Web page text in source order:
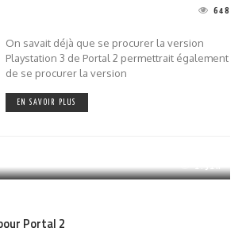
648
On savait déjà que se procurer la version
Playstation 3 de Portal 2 permettrait également
de se procurer la version
EN SAVOIR PLUS
Portal 2